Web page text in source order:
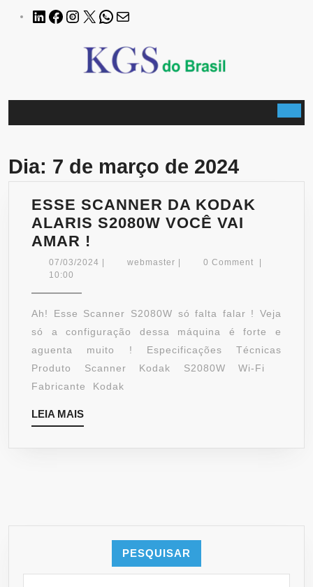
LinkedInFacebook
Instagram
X WhatsApp
Dia: 7 de março de 2024
ESSE SCANNER DA KODAK
ALARIS S2080W VOCÊ VAI
AMAR !
SCANNER
ALARIS
S2080W
VOCÊ
VAI
AMAR
07/03/2024 07/03/2024webmaster webmaster0 Comment
10:00
Ah! Esse Scanner S2080W só falta falar ! Veja
só a configuração dessa máquina é forte e
aguenta muito ! Especificações Técnicas
Produto Scanner Kodak S2080W Wi-Fi
Fabricante Kodak
LEIA MAISLEIA
MAIS
PESQUISAR